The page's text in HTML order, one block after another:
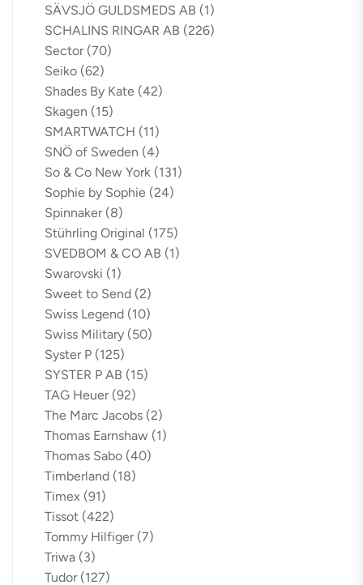
SÄVSJÖ GULDSMEDS AB (1)
SCHALINS RINGAR AB (226)
Sector (70)
Seiko (62)
Shades By Kate (42)
Skagen (15)
SMARTWATCH (11)
SNÖ of Sweden (4)
So & Co New York (131)
Sophie by Sophie (24)
Spinnaker (8)
Stührling Original (175)
SVEDBOM & CO AB (1)
Swarovski (1)
Sweet to Send (2)
Swiss Legend (10)
Swiss Military (50)
Syster P (125)
SYSTER P AB (15)
TAG Heuer (92)
The Marc Jacobs (2)
Thomas Earnshaw (1)
Thomas Sabo (40)
Timberland (18)
Timex (91)
Tissot (422)
Tommy Hilfiger (7)
Triwa (3)
Tudor (127)